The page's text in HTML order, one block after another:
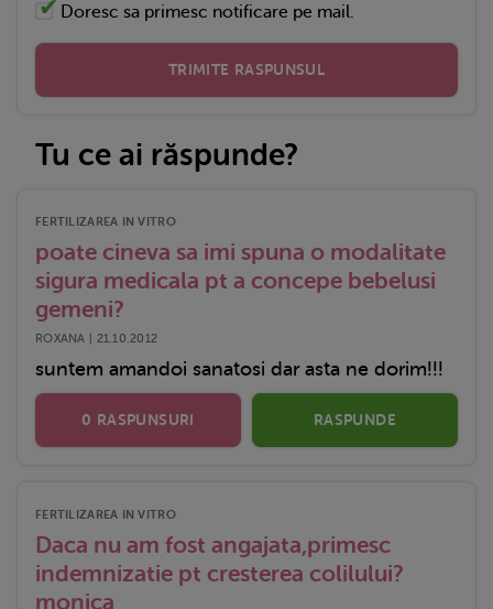
Doresc sa primesc notificare pe mail.
TRIMITE RASPUNSUL
Tu ce ai răspunde?
FERTILIZAREA IN VITRO
poate cineva sa imi spuna o modalitate
sigura medicala pt a concepe bebelusi
gemeni?
ROXANA | 21.10.2012
suntem amandoi sanatosi dar asta ne dorim!!!
0 RASPUNSURI RASPUNDE
FERTILIZAREA IN VITRO
Daca nu am fost angajata,primesc
indemnizatie pt cresterea colilului?
monica